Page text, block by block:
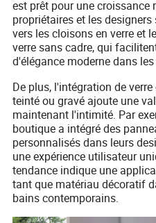
est prêt pour une croissance
propriétaires et les
vers les cloisons en verre et
verre sans cadre, qui
d'élégance moderne dans
De plus, l'intégration de
teinté ou gravé ajoute une
maintenant l'intimité. Par
boutique a intégré des
personnalisés dans leurs
une expérience utilisateur
tendance indique une
tant que matériau décoratif
bains contemporains.